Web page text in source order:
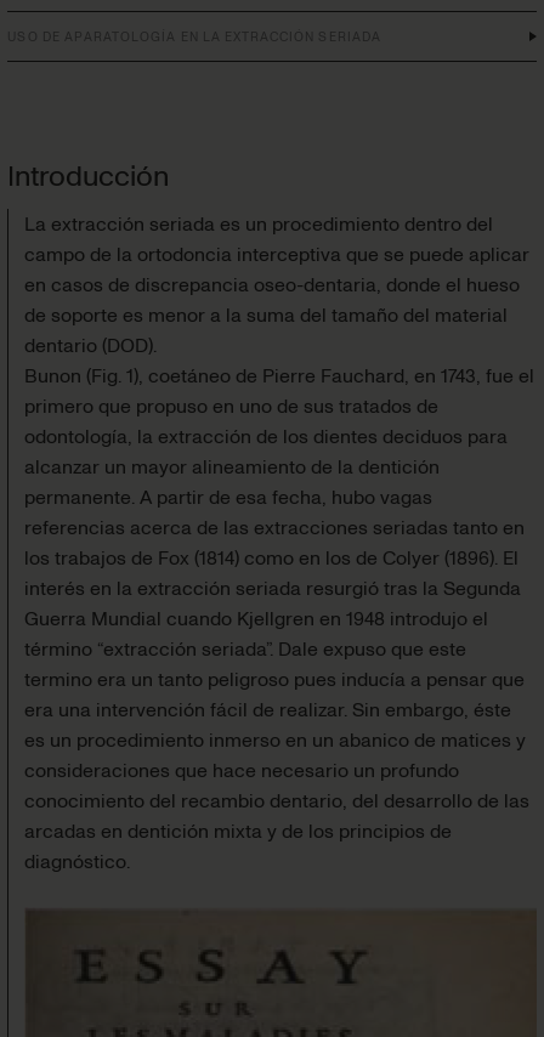
USO DE APARATOLOGÍA EN LA EXTRACCIÓN SERIADA
Introducción
La extracción seriada es un procedimiento dentro del
campo de la ortodoncia interceptiva que se puede aplicar
en casos de discrepancia oseo-dentaria, donde el hueso
de soporte es menor a la suma del tamaño del material
dentario (DOD).
Bunon (Fig. 1), coetáneo de Pierre Fauchard, en 1743, fue el
primero que propuso en uno de sus tratados de
odontología, la extracción de los dientes deciduos para
alcanzar un mayor alineamiento de la dentición
permanente. A partir de esa fecha, hubo vagas
referencias acerca de las extracciones seriadas tanto en
los trabajos de Fox (1814) como en los de Colyer (1896). El
interés en la extracción seriada resurgió tras la Segunda
Guerra Mundial cuando Kjellgren en 1948 introdujo el
término “extracción seriada”. Dale expuso que este
termino era un tanto peligroso pues inducía a pensar que
era una intervención fácil de realizar. Sin embargo, éste
es un procedimiento inmerso en un abanico de matices y
consideraciones que hace necesario un profundo
conocimiento del recambio dentario, del desarrollo de las
arcadas en dentición mixta y de los principios de
diagnóstico.